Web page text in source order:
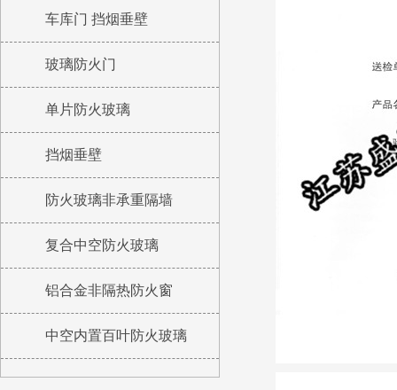
车库门 挡烟垂壁
玻璃防火门
单片防火玻璃
挡烟垂壁
防火玻璃非承重隔墙
复合中空防火玻璃
铝合金非隔热防火窗
中空内置百叶防火玻璃